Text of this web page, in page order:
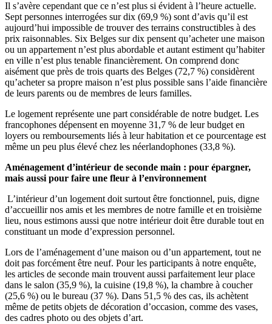
Il s’avère cependant que ce n’est plus si évident à l’heure actuelle.
Sept personnes interrogées sur dix (69,9 %) sont d’avis qu’il est
aujourd’hui impossible de trouver des terrains constructibles à des
prix raisonnables. Six Belges sur dix pensent qu’acheter une maison
ou un appartement n’est plus abordable et autant estiment qu’habiter
en ville n’est plus tenable financièrement. On comprend donc
aisément que près de trois quarts des Belges (72,7 %) considèrent
qu’acheter sa propre maison n’est plus possible sans l’aide financière
de leurs parents ou de membres de leurs familles.
Le logement représente une part considérable de notre budget. Les
francophones dépensent en moyenne 31,7 % de leur budget en
loyers ou remboursements liés à leur habitation et ce pourcentage est
même un peu plus élevé chez les néerlandophones (33,8 %).
Aménagement d’intérieur de seconde main : pour épargner,
mais aussi pour faire une fleur à l’environnement
L’intérieur d’un logement doit surtout être fonctionnel, puis, digne
d’accueillir nos amis et les membres de notre famille et en troisième
lieu, nous estimons aussi que notre intérieur doit être durable tout en
constituant un mode d’expression personnel.
Lors de l’aménagement d’une maison ou d’un appartement, tout ne
doit pas forcément être neuf. Pour les participants à notre enquête,
les articles de seconde main trouvent aussi parfaitement leur place
dans le salon (35,9 %), la cuisine (19,8 %), la chambre à coucher
(25,6 %) ou le bureau (37 %). Dans 51,5 % des cas, ils achètent
même de petits objets de décoration d’occasion, comme des vases,
des cadres photo ou des objets d’art.